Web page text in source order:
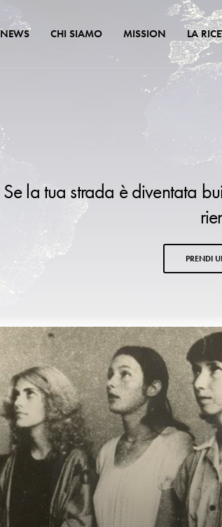
NEWS CHI SIAMO MISSION LA
Se la tua strada è diventata
PRENDI